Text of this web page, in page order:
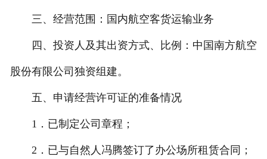
三、经营范围：国内航空客货运输业务
四、投资人及其出资方式、比例：中国南方航空
股份有限公司独资组建。
五、申请经营许可证的准备情况
1．已制定公司章程；
2．已与自然人冯腾签订了办公场所租赁合同；